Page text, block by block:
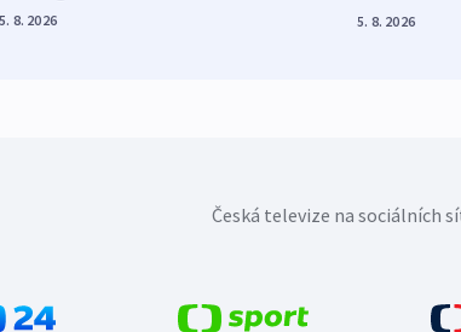
5. 8. 2026 5. 8. 2026
Česká televize na sociálních